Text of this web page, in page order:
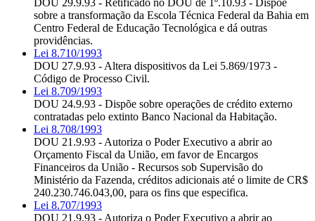
DOU 29.9.93 - Retificado no DOU de 1º.10.93 - Dispõe
sobre a transformação da Escola Técnica Federal da Bahia em
Centro Federal de Educação Tecnológica e dá outras
providências.
Lei 8.710/1993
DOU 27.9.93 - Altera dispositivos da Lei 5.869/1973 -
Código de Processo Civil.
Lei 8.709/1993
DOU 24.9.93 - Dispõe sobre operações de crédito externo
contratadas pelo extinto Banco Nacional da Habitação.
Lei 8.708/1993
DOU 21.9.93 - Autoriza o Poder Executivo a abrir ao
Orçamento Fiscal da União, em favor de Encargos
Financeiros da União - Recursos sob Supervisão do
Ministério da Fazenda, créditos adicionais até o limite de CR$
240.230.746.043,00, para os fins que especifica.
Lei 8.707/1993
DOU 21.9.93 - Autoriza o Poder Executivo a abrir ao